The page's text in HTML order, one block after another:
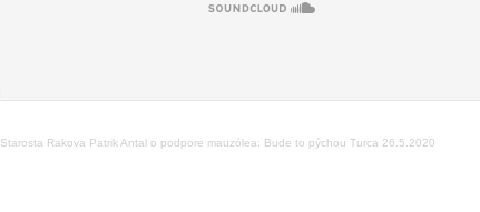
Starosta Rakova Patrik Antal o podpore mauzólea: Bude to pýchou Turca 26.5.2020